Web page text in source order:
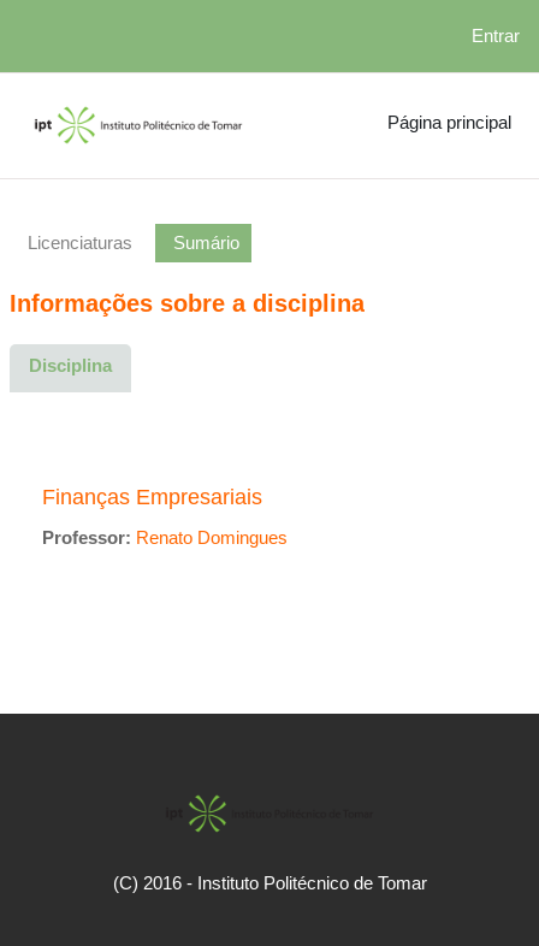
Entrar
Página principal
Licenciaturas Sumário
Informações sobre a disciplina
Disciplina
Finanças Empresariais
Professor: Renato Domingues
(C) 2016 - Instituto Politécnico de Tomar